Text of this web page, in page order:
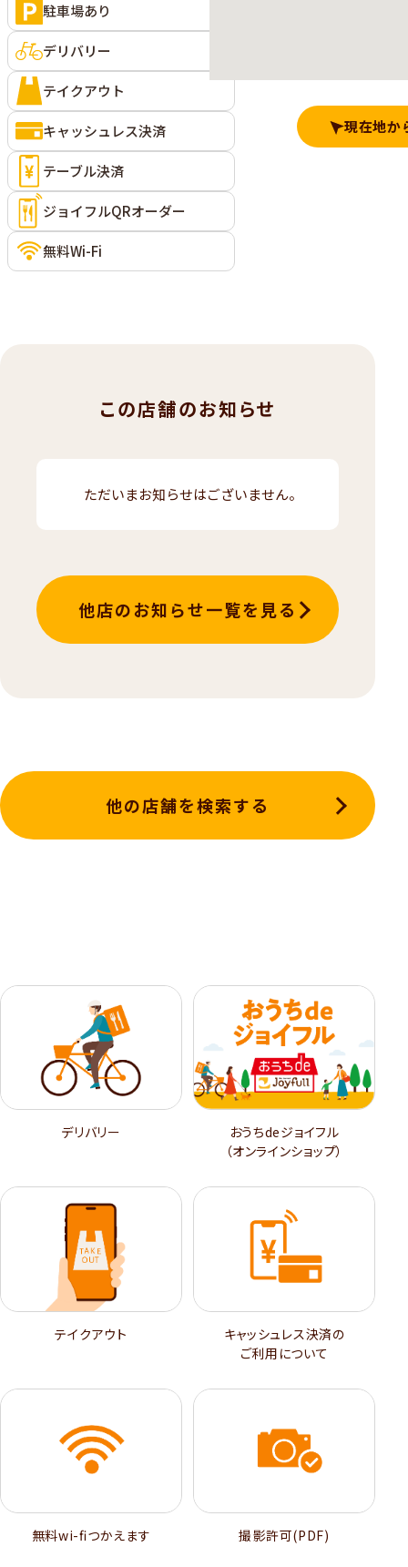
駐車場あり
デリバリー
テイクアウト
キャッシュレス決済
テーブル決済
ジョイフルQRオーダー
無料Wi-Fi
現在地か
この店舗のお知らせ
ただいまお知らせはございません。
他店のお知らせ一覧を見る
他の店舗を検索する
デリバリー
おうちdeジョイフル
（オンラインショップ）
テイクアウト
キャッシュレス決済の
ご利用について
無料wi-ﬁつかえます 撮影許可(PDF)